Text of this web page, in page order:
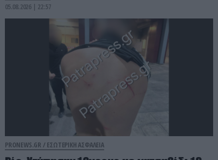
05.08.2026 | 22:57
PRONEWS.GR / ΕΣΩΤΕΡΙΚΗ ΑΣΦΑΛΕΙΑ